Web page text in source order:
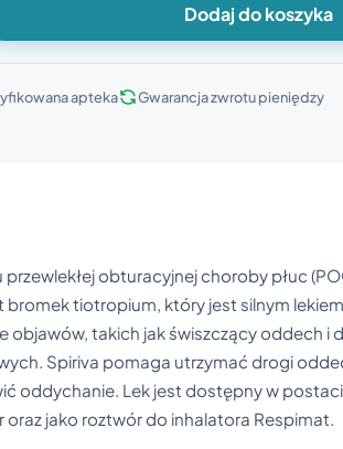
Dodaj do koszyka
apteka Gwarancja zwrotu pieniędzy
obturacyjnej choroby płuc
bromek tiotropium, który jest silnym lekiem
objawów, takich jak świszczący oddech i
Spiriva pomaga utrzymać drogi
oddychanie. Lek jest dostępny w
jako roztwór do inhalatora Respimat.